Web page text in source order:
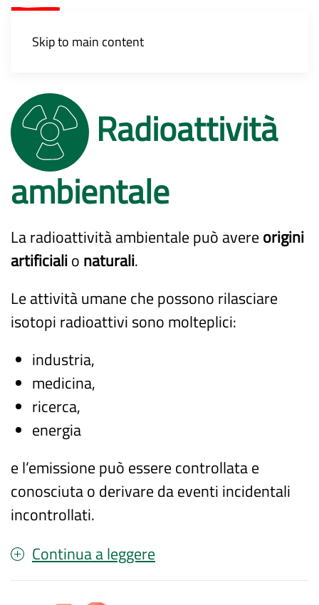
Skip to main content
Radioattività
ambientale
La radioattività ambientale può avereorigini
artificialio naturali.
Le attività umane che possono rilasciare
isotopi radioattivi sono molteplici:
industria,
medicina,
ricerca,
energia
e l’emissione può essere controllata e
conosciuta o derivare da eventi incidentali
incontrollati.
Continua a leggere